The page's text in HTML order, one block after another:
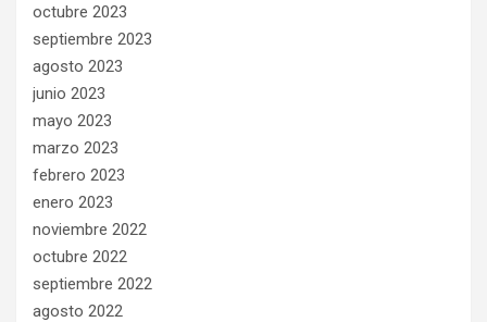
octubre 2023
septiembre 2023
agosto 2023
junio 2023
mayo 2023
marzo 2023
febrero 2023
enero 2023
noviembre 2022
octubre 2022
septiembre 2022
agosto 2022